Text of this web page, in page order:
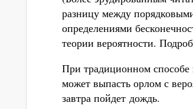
разницу между
определениями
теории вероятности.
При традиционном способе
может выпасть орлом с
завтра пойдет дождь.